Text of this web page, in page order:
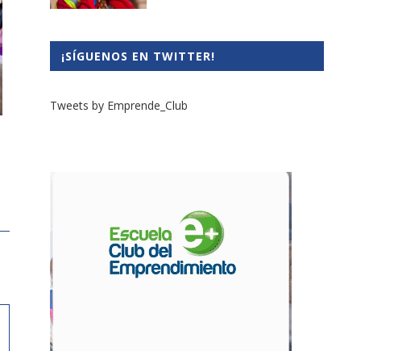
11 octubre, 2023
¡SÍGUENOS EN TWITTER!
Tweets by Emprende_Club